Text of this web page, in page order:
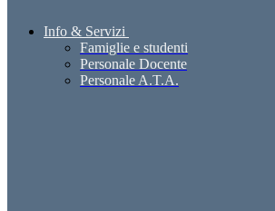
Info & Servizi
Famiglie e studenti
Personale Docente
Personale A.T.A.